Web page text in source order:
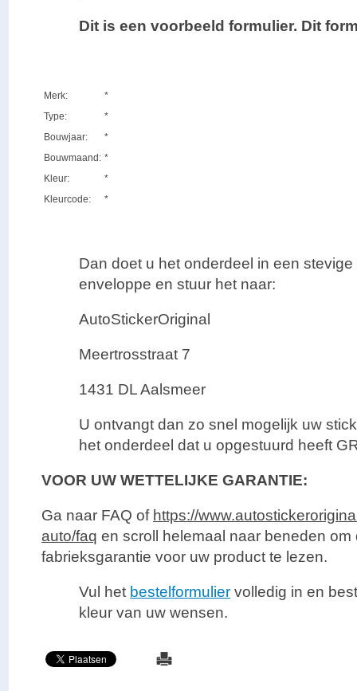
Dit is een voorbeeld formulier. Dit
Merk:
*
Type:
*
Bouwjaar:
*
Bouwmaand: *
Kleur:
*
Kleurcode:
*
Dan doet u het onderdeel in een
enveloppe en stuur het naar:
AutoStickerOriginal
Meertrosstraat 7
1431 DL Aalsmeer
U ontvangt dan zo snel mogelijk uw
het onderdeel dat u opgestuurd heeft
VOOR UW WETTELIJKE GARANTIE:
Ga naar FAQ of https://
auto/faq en scroll helemaal naar beneden om
fabrieksgarantie voor uw product te lezen.
Vul het bestelformulier volledig in en
kleur van uw wensen.